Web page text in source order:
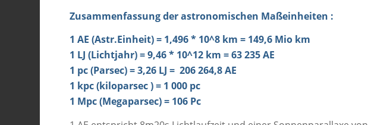
Zusammenfassung der astronomischen Maßeinheiten :
1 AE (Astr.Einheit) = 1,496 * 10^8 km = 149,6 Mio km
1 LJ (Lichtjahr) = 9,46 * 10^12 km = 63 235 AE
1 pc (Parsec) = 3,26 LJ = 206 264,8 AE
1 kpc (kiloparsec ) = 1 000 pc
1 Mpc (Megaparsec) = 106 Pc